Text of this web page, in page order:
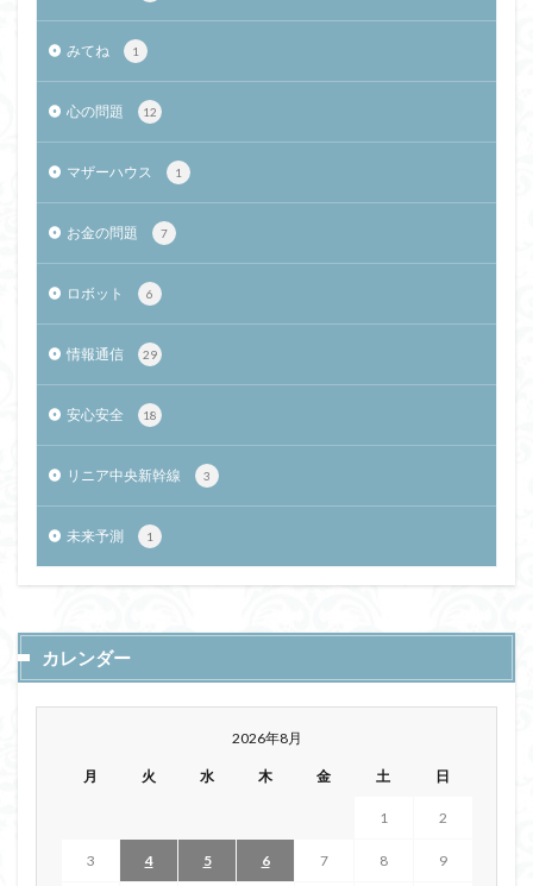
みてね 1
心の問題 12
マザーハウス 1
お金の問題 7
ロボット 6
情報通信 29
安心安全 18
リニア中央新幹線 3
未来予測 1
カレンダー
2026年8月
月 火 水 木 金 土 日
1 2
3 4 5 6 7 8 9